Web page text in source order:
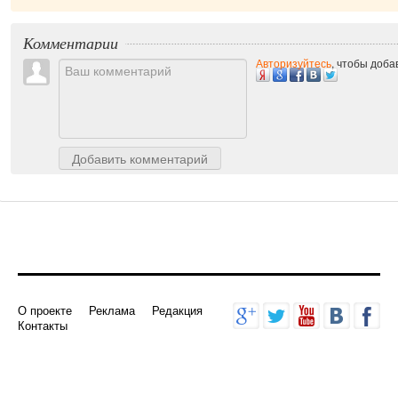
Комментарии
Добавить комментарий
Авторизуйтесь, чтобы
О проекте Реклама
Редакция
Контакты